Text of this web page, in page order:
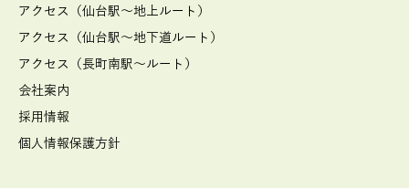
アクセス（仙台駅～地上ルート）
アクセス（仙台駅～地下道ルート）
アクセス（長町南駅～ルート）
会社案内
採用情報
個人情報保護方針